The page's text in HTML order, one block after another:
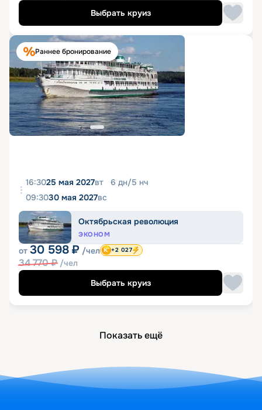
Выбрать круиз
Раннее бронирование
16:3025 мая 2027вт 6 дн/5 нч
09:3030 мая 2027вс
Октябрьская революция
ЭКОНОМ
от 30 598 ₽ /чел
34 770₽ /чел
+2 027
Выбрать круиз
Показать ещё